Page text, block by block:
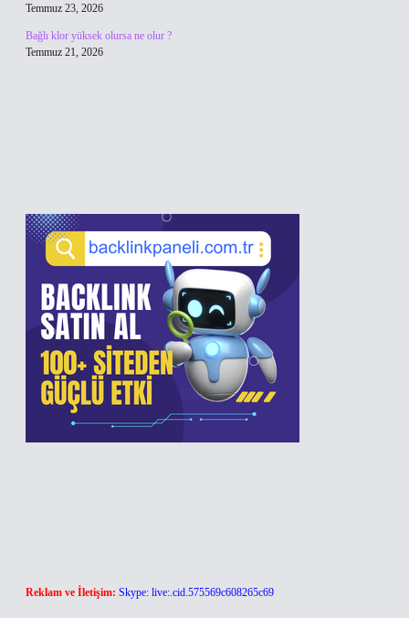
Temmuz 23, 2026
Bağlı klor yüksek olursa ne olur ?
Temmuz 21, 2026
Reklam ve İletişim: Skype: live:.cid.575569c608265c69